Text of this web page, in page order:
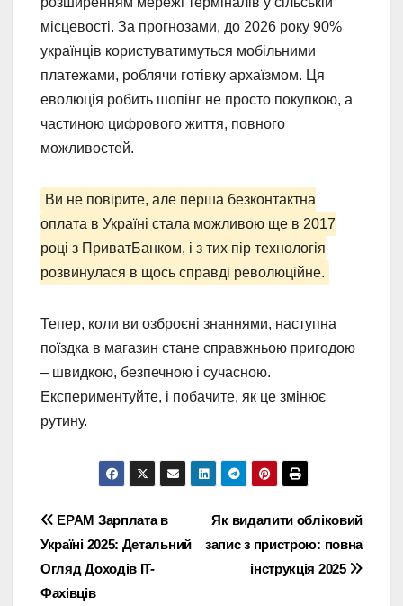
місцевості. За прогнозами, до 2026 року 90%
українців користуватимуться мобільними
платежами, роблячи готівку архаїзмом. Ця
еволюція робить шопінг не просто покупкою, а
частиною цифрового життя, повного
можливостей.
Ви не повірите, але перша безконтактна
оплата в Україні стала можливою ще в 2017
році з ПриватБанком, і з тих пір технологія
розвинулася в щось справді революційне.
Тепер, коли ви озброєні знаннями, наступна
поїздка в магазин стане справжньою пригодою
– швидкою, безпечною і сучасною.
Експериментуйте, і побачите, як це змінює
рутину.
Навігація
записів
Як видалити обліковий
запис з пристрою: повна
інструкція 2025
EPAM Зарплата в
Україні 2025: Детальний
Огляд Доходів IT-
Фахівців